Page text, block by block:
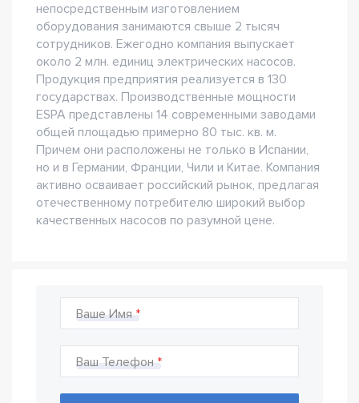
непосредственным изготовлением
оборудования занимаются свыше 2 тысяч
сотрудников. Ежегодно компания выпускает
около 2 млн. единиц электрических насосов.
Продукция предприятия реализуется в 130
государствах. Производственные мощности
ESPA представлены 14 современными заводами
общей площадью примерно 80 тыс. кв. м.
Причем они расположены не только в Испании,
но и в Германии, Франции, Чили и Китае. Компания
активно осваивает российский рынок, предлагая
отечественному потребителю широкий выбор
качественных насосов по разумной цене.
Ваше Имя
Ваш Телефон